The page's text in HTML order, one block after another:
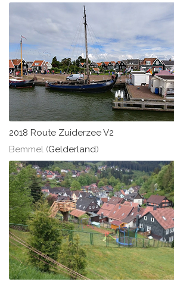
2018 Route Zuiderzee V2
Bemmel (Gelderland)